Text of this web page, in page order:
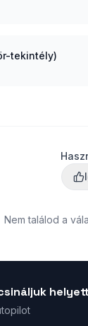
tekintély)
Nem találod a